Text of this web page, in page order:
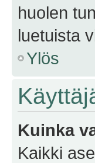
huolen
luetuista
Ylös
Kuinka
Kaikki